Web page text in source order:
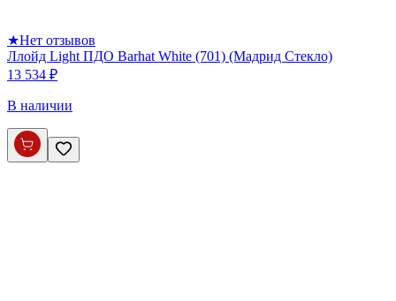
★Нет отзывов
Ллойд Light ПДО Barhat White (701) (Мадрид Стекло)
13 534 ₽
В наличии